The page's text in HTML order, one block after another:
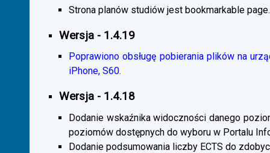
Strona planów studiów jest bookmarkable page.
Wersja - 1.4.19
Poprawiono obsługę pobierania plików na
iPhone, S60.
Wersja - 1.4.18
Dodanie wskaźnika widoczności danego
poziomów dostępnych do wyboru w Portalu
Dodanie podsumowania liczby ECTS do